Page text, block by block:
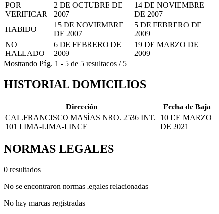
POR
VERIFICAR
2 DE OCTUBRE DE
2007
14 DE NOVIEMBRE
DE 2007
HABIDO
15 DE NOVIEMBRE
DE 2007
5 DE FEBRERO DE
2009
NO
HALLADO
6 DE FEBRERO DE
2009
19 DE MARZO DE
2009
Mostrando Pág. 1 - 5 de 5 resultados / 5
HISTORIAL DOMICILIOS
Dirección
Fecha de Baja
CAL.FRANCISCO MASÍAS NRO. 2536 INT.
101 LIMA-LIMA-LINCE
10 DE MARZO
DE 2021
NORMAS LEGALES
0 resultados
No se encontraron normas legales relacionadas
No hay marcas registradas